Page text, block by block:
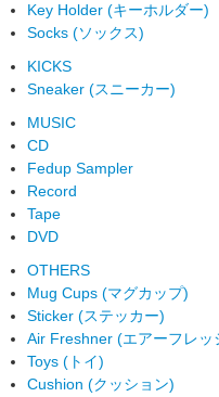
Key Holder (キーホルダー)
Socks (ソックス)
KICKS
Sneaker (スニーカー)
MUSIC
CD
Fedup Sampler
Record
Tape
DVD
OTHERS
Mug Cups (マグカップ)
Sticker (ステッカー)
Air Freshner (エアーフレッ
Toys (トイ)
Cushion (クッション)